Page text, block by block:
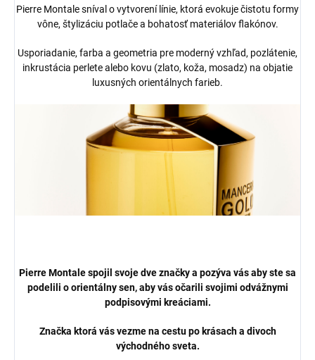
Pierre Montale sníval o vytvorení línie, ktorá evokuje čistotu formy
vône, štylizáciu potlače a bohatosť materiálov flakónov.
Usporiadanie, farba a geometria pre moderný vzhľad, pozlátenie,
inkrustácia perlete alebo kovu (zlato, koža, mosadz) na objatie
luxusných orientálnych farieb.
Pierre Montale spojil svoje dve značky a pozýva vás aby ste sa
podelili o orientálny sen, aby vás očarili svojimi odvážnymi
podpisovými kreáciami.
Značka ktorá vás vezme na cestu po krásach a divoch
východného sveta.